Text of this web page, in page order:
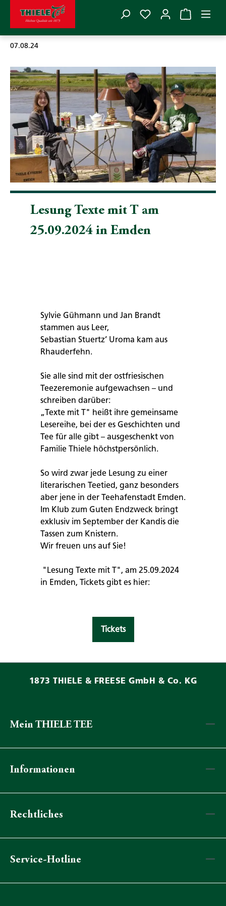
Zum Hauptinhalt springen Du hast 0
07.08.24
Lesung Texte mit T am
25.09.2024 in Emden
Sylvie Gühmann und Jan Brandt
stammen aus Leer,
Sebastian Stuertz’ Uroma kam aus
Rhauderfehn.
Sie alle sind mit der ostfriesischen
Teezeremonie aufgewachsen – und
schreiben darüber:
„Texte mit T" heißt ihre gemeinsame
Lesereihe, bei der es Geschichten und
Tee für alle gibt – ausgeschenkt von
Familie Thiele höchstpersönlich.
So wird zwar jede Lesung zu einer
literarischen Teetied, ganz besonders
aber jene in der Teehafenstadt Emden.
Im Klub zum Guten Endzweck bringt
exklusiv im September der Kandis die
Tassen zum Knistern.
Wir freuen uns auf Sie!
"Lesung Texte mit T", am 25.09.2024
in Emden, Tickets gibt es hier:
Tickets
1873 THIELE & FREESE GmbH & Co. KG
Mein THIELE TEE
Informationen
Rechtliches
Service-Hotline